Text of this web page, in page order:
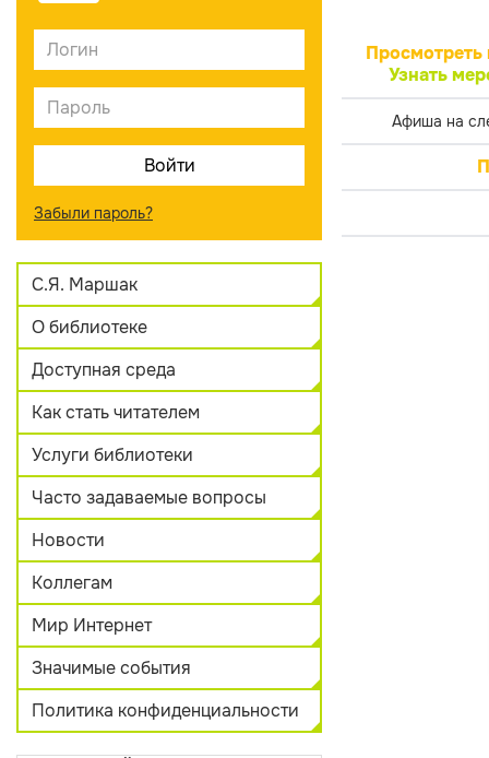
Забыли пароль?
С.Я. Маршак
О библиотеке
Доступная среда
Как стать читателем
Услуги библиотеки
Часто задаваемые вопросы
Новости
Коллегам
Мир Интернет
Значимые события
Политика конфиденциальности
Просмотреть
Узнать
Афиша на